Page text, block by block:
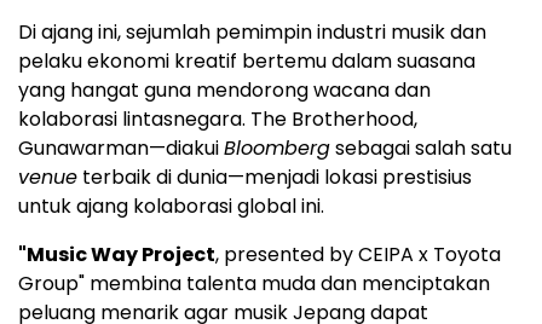
Di ajang ini, sejumlah pemimpin industri musik dan
pelaku ekonomi kreatif bertemu dalam suasana
yang hangat guna mendorong wacana dan
kolaborasi lintasnegara. The Brotherhood,
Gunawarman—diakuiBloombergsebagai salah satu
venue terbaik di dunia—menjadi lokasi prestisius
untuk ajang kolaborasi global ini.
"Music Way Project, presented by CEIPA x Toyota
Group" membina talenta muda dan menciptakan
peluang menarik agar musik Jepang dapat